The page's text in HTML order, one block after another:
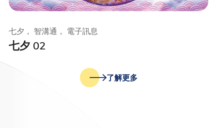
七夕 02
七夕， 智溝通， 電子訊息
了解更多